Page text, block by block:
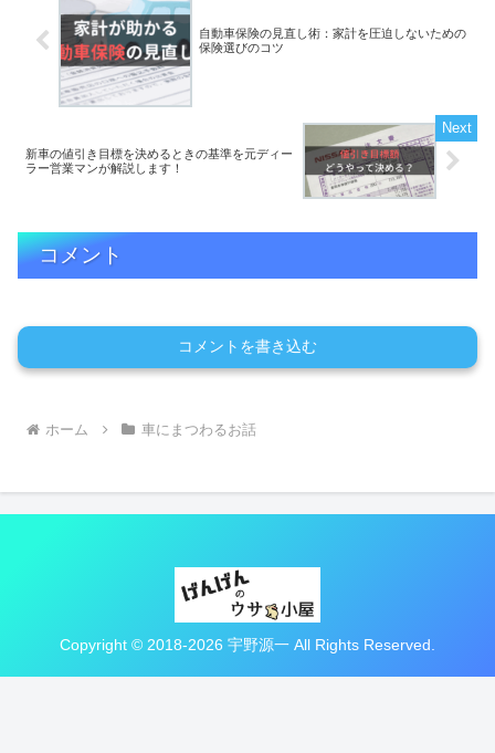
自動車保険の見直し術：家計を圧迫しないための
保険選びのコツ
新車の値引き目標を決めるときの基準を元ディー
ラー営業マンが解説します！
コメント
コメントを書き込む
ホーム 車にまつわるお話
Copyright © 2018-2026 宇野源一 All Rights Reserved.